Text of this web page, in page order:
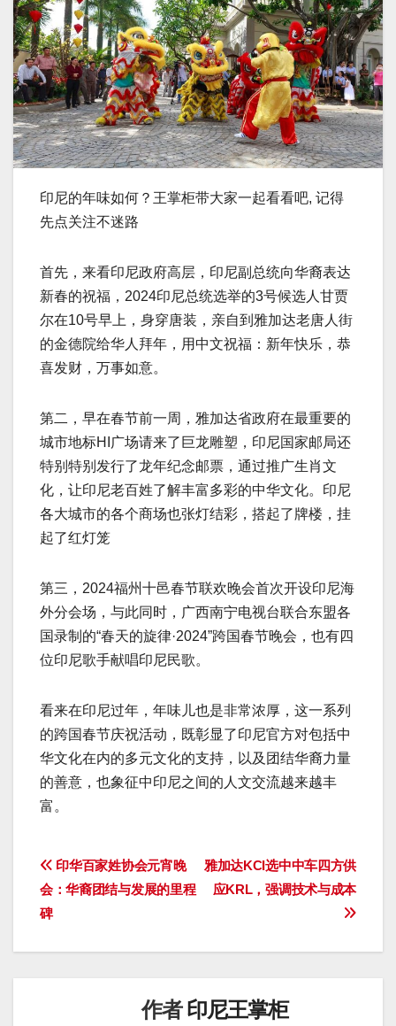
印尼的年味如何？王掌柜带大家一起看看吧, 记得
先点关注不迷路
首先，来看印尼政府高层，印尼副总统向华裔表达
新春的祝福，2024印尼总统选举的3号候选人甘贾
尔在10号早上，身穿唐装，亲自到雅加达老唐人街
的金德院给华人拜年，用中文祝福：新年快乐，恭
喜发财，万事如意。
第二，早在春节前一周，雅加达省政府在最重要的
城市地标HI广场请来了巨龙雕塑，印尼国家邮局还
特别特别发行了龙年纪念邮票，通过推广生肖文
化，让印尼老百姓了解丰富多彩的中华文化。印尼
各大城市的各个商场也张灯结彩，搭起了牌楼，挂
起了红灯笼
第三，2024福州十邑春节联欢晚会首次开设印尼海
外分会场，与此同时，广西南宁电视台联合东盟各
国录制的“春天的旋律·2024”跨国春节晚会，也有四
位印尼歌手献唱印尼民歌。
看来在印尼过年，年味儿也是非常浓厚，这一系列
的跨国春节庆祝活动，既彰显了印尼官方对包括中
华文化在内的多元文化的支持，以及团结华裔力量
的善意，也象征中印尼之间的人文交流越来越丰
富。
文
章
导
雅加达KCI选中中车四方供
应KRL，强调技术与成本
印华百家姓协会元宵晚
会：华裔团结与发展的里程
碑
作者印尼王掌柜